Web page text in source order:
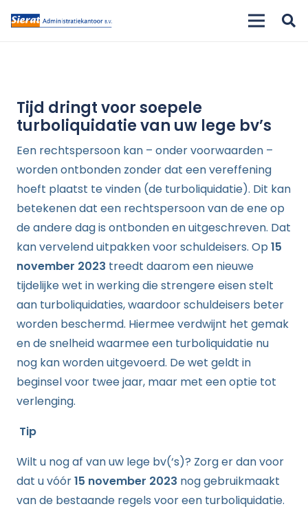
Tijd dringt voor soepele
turboliquidatie van uw lege bv’s
Een rechtspersoon kan – onder voorwaarden –
worden ontbonden zonder dat een vereffening
hoeft plaatst te vinden (de turboliquidatie). Dit kan
betekenen dat een rechtspersoon van de ene op
de andere dag is ontbonden en uitgeschreven. Dat
kan vervelend uitpakken voor schuldeisers. Op 15
november 2023 treedt daarom een nieuwe
tijdelijke wet in werking die strengere eisen stelt
aan turboliquidaties, waardoor schuldeisers beter
worden beschermd. Hiermee verdwijnt het gemak
en de snelheid waarmee een turboliquidatie nu
nog kan worden uitgevoerd. De wet geldt in
beginsel voor twee jaar, maar met een optie tot
verlenging.
Tip
Wilt u nog af van uw lege bv(‘s)? Zorg er dan voor
dat u vóór15 november 2023 nog gebruikmaakt
van de bestaande regels voor een turboliquidatie.